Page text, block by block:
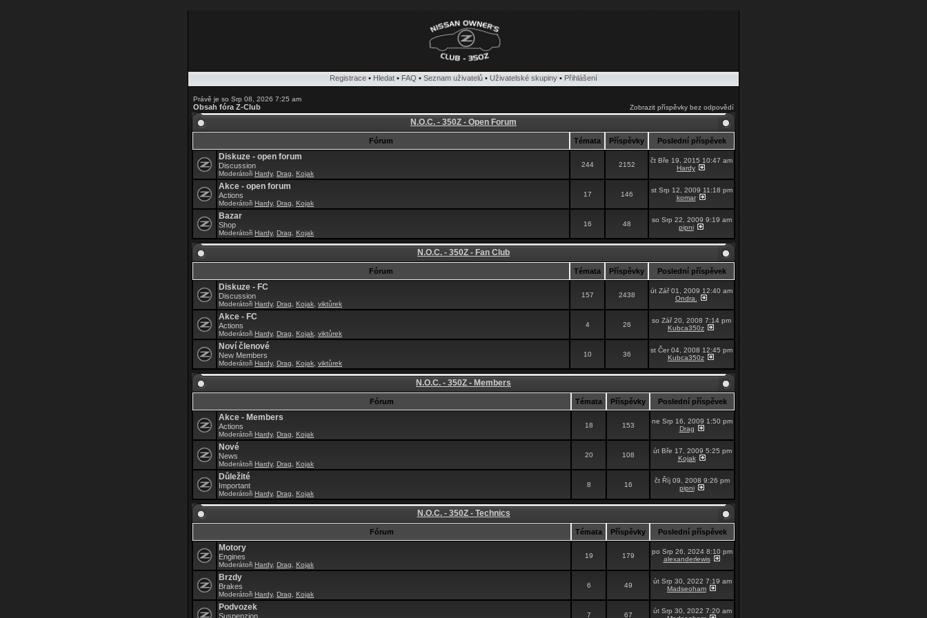
Registrace • Hledat • FAQ • Seznam uživatelů • Uživatelské skupiny • Přihlášení
Právě je so Srp 08, 2026 7:25 am
Obsah fóra Z-Club Zobrazit příspěvky bez odpovědí
N.O.C. - 350Z - Open Forum
Fórum Témata Příspěvky Poslední příspěvek
Diskuze - open forum
Discussion
Moderátoři Hardy, Drag Kojak
244 2152
čt Bře 19, 2015 10:47 am
Hardy
Akce - open forum
Actions
Moderátoři Hardy, Drag Kojak
17 146
st Srp 12, 2009 11:18 pm
komar
Bazar
Shop
Moderátoři Hardy, Drag Kojak
16 48
so Srp 22, 2009 9:19 am
pipni
N.O.C. - 350Z - Fan Club
Fórum Témata Příspěvky Poslední příspěvek
Diskuze - FC
Discussion
Moderátoři Hardy, Drag Kojak viktůrek
157 2438
út Zář 01, 2009 12:40 am
Ondra.
Akce - FC
Actions
Moderátoři Hardy, Drag Kojak viktůrek
4 26
so Zář 20, 2008 7:14 pm
Kubca350z
Noví členové
New Members
Moderátoři Hardy, Drag Kojak viktůrek
10 36
st Čer 04, 2008 12:45 pm
Kubca350z
N.O.C. - 350Z - Members
Fórum Témata Příspěvky Poslední příspěvek
Akce - Members
Actions
Moderátoři Hardy, Drag Kojak
18 153
ne Srp 16, 2009 1:50 pm
Drag
Nové
News
Moderátoři Hardy, Drag Kojak
20 108
út Bře 17, 2009 5:25 pm
Kojak
Důležité
Important
Moderátoři Hardy, Drag Kojak
8 16
čt Říj 09, 2008 9:26 pm
pipni
N.O.C. - 350Z - Technics
Fórum Témata Příspěvky Poslední příspěvek
Motory
Engines
Moderátoři Hardy, Drag Kojak
19 179
po Srp 26, 2024 8:10 pm
alexanderlewis
Brzdy
Brakes
Moderátoři Hardy, Drag Kojak
6 49
út Srp 30, 2022 7:19 am
Madseoham
Podvozek
Suspenzion 7 67
út Srp 30, 2022 7:20 am